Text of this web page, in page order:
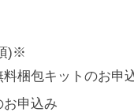
)※
料梱包キットのお申
お申込み